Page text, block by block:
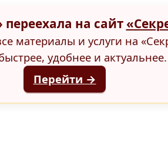
на сайт
материалы и услуги на
удобнее и актуальнее.
Перейти →